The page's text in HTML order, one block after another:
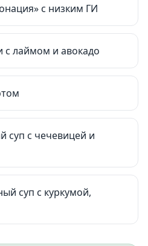
с низким ГИ
с лаймом и авокадо
суп с чечевицей и
суп с куркумой,